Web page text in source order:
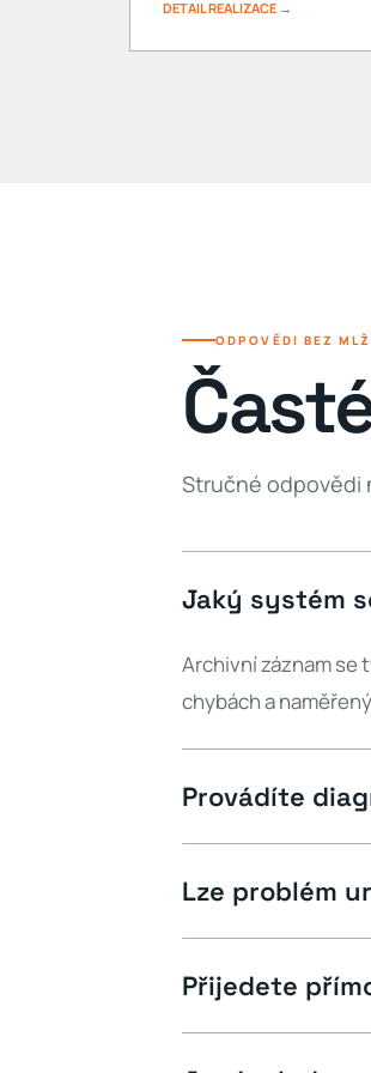
DETAIL REALIZACE →
ODPOVĚDI BEZ
Stručné odpovědi
Jaký systém
Archivní záznam se
chybách a
Provádíte
Lze problém
Přijedete